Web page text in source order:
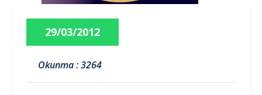
29/03/2012
Okunma : 3264